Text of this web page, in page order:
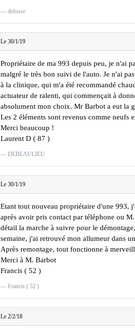
defosse
Le 30/1/19
Propriétaire de ma 993 depuis peu, je n'ai
malgré le très bon suivi de l'auto. Je n'ai
à la clinique, qui m'a été recommandé
actuateur de ralenti, qui commençait à
absolument mon choix. Mr Barbot a eut la
Les 2 éléments sont revenus comme neufs
Merci beaucoup !
Laurent D ( 87 )
DEBEAULIEU
Le 30/1/19
Etant tout nouveau propriétaire d'une 993,
après avoir pris contact par téléphone ou
détail la marche à suivre pour le
semaine, j'ai retrouvé mon allumeur dans
Après remontage, tout fonctionne à
Merci à M. Barbot
Francis ( 52 )
Francis ( 52 )
Le 2/2/18